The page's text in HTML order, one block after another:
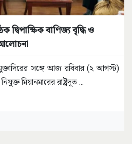
দ্বিপাক্ষিক বাণিজ্য বৃদ্ধি ও
আলোচনা
সঙ্গে আজ রবিবার (২ আগস্ট)
মিয়ানমারের রাষ্ট্রদূত ...